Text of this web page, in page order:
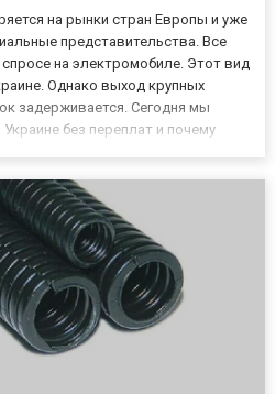
на рынки стран Европы и уже
представительства. Все
на электромобиле. Этот вид
Однако выход крупных
задерживается. Сегодня мы
без переплат и почему